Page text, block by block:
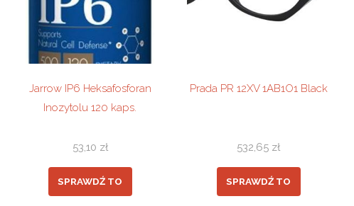
Jarrow IP6 Heksafosforan
Inozytolu 120 kaps.
53,10 zł
SPRAWDŹ TO
Prada PR 12XV 1AB1O1 Black
532,65 zł
SPRAWDŹ TO